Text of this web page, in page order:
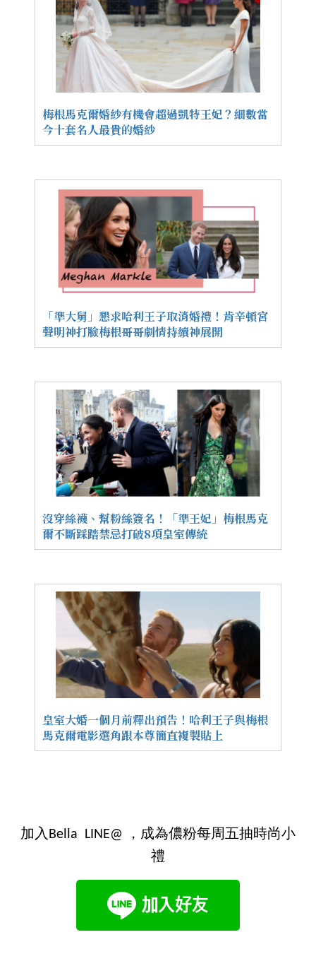
梅根馬克爾婚紗有機會超過凱特王妃？細數當
今十套名人最貴的婚紗
「準大舅」懇求哈利王子取消婚禮！肯辛頓宮
聲明神打臉梅根哥哥劇情持續神展開
沒穿絲襪、幫粉絲簽名！「準王妃」梅根馬克
爾不斷踩踏禁忌打破8項皇室傳統
皇室大婚一個月前釋出預告！哈利王子與梅根
馬克爾電影選角跟本尊簡直複製貼上
加入Bella LINE@ ，成為儂粉每周五抽時尚小
禮